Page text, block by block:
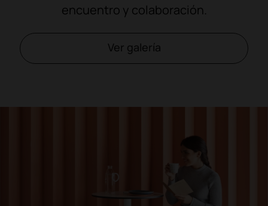
encuentro y colaboración.
Ver galería